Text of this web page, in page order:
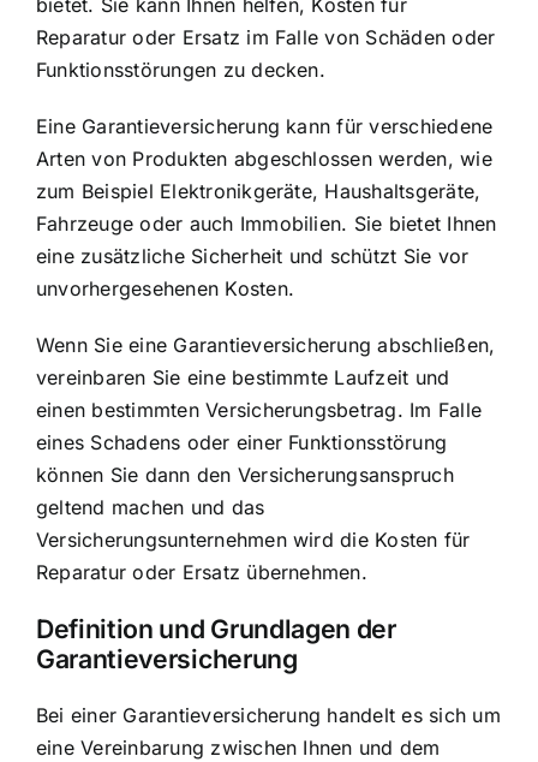
Reparatur oder Ersatz im Falle von Schäden oder
Funktionsstörungen zu decken.
Eine Garantieversicherung kann für verschiedene
Arten von Produkten abgeschlossen werden, wie
zum Beispiel Elektronikgeräte, Haushaltsgeräte,
Fahrzeuge oder auch Immobilien. Sie bietet Ihnen
eine zusätzliche Sicherheit und schützt Sie vor
unvorhergesehenen Kosten.
Wenn Sie eine Garantieversicherung abschließen,
vereinbaren Sie eine bestimmte Laufzeit und
einen bestimmten Versicherungsbetrag. Im Falle
eines Schadens oder einer Funktionsstörung
können Sie dann den Versicherungsanspruch
geltend machen und das
Versicherungsunternehmen wird die Kosten für
Reparatur oder Ersatz übernehmen.
Definition und Grundlagen der
Garantieversicherung
Bei einer Garantieversicherung handelt es sich um
eine Vereinbarung zwischen Ihnen und dem